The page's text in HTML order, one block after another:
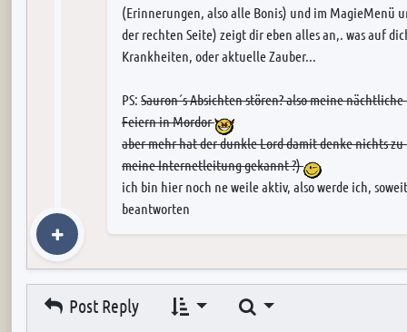
(Erinnerungen, also alle Bonis) und im MagieMenü
der rechten Seite) zeigt dir eben alles an,. was auf
Krankheiten, oder aktuelle Zauber...
PS: Sauron´s Absichten stören? also meine
Feiern in Mordor
aber mehr hat der dunkle Lord damit denke nichts
meine Internetleitung gekannt ?)
ich bin hier noch ne weile aktiv, also werde ich,
beantworten
Post Reply Search